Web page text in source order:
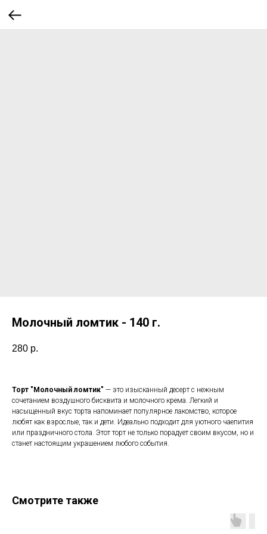
Молочный ломтик - 140 г.
280 р.
Торт "Молочный ломтик" — это изысканный десерт с нежным
сочетанием воздушного бисквита и молочного крема. Легкий и
насыщенный вкус торта напоминает популярное лакомство, которое
любят как взрослые, так и дети. Идеально подходит для уютного чаепития
или праздничного стола. Этот торт не только порадует своим вкусом, но и
станет настоящим украшением любого события.
Смотрите также